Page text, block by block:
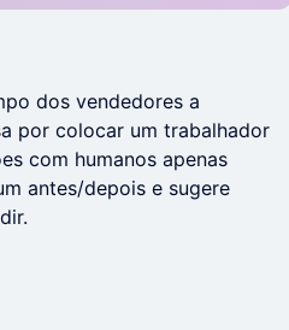
dos vendedores a
por colocar um trabalhador
com humanos apenas
antes/depois e sugere